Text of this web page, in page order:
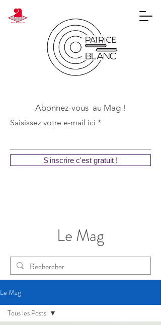
Abonnez-vous au Mag !
Saisissez votre e-mail ici
S'inscrire c'est gratuit !
Le Mag
Le Mag
Tous les Posts